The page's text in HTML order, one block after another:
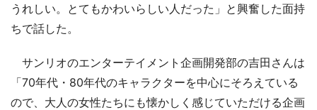
うれしい。とてもかわいらしい人だった」と興奮した面持
ちで話した。
サンリオのエンターテイメント企画開発部の吉田さんは
「70年代・80年代のキャラクターを中心にそろえている
ので、大人の女性たちにも懐かしく感じていただける企画